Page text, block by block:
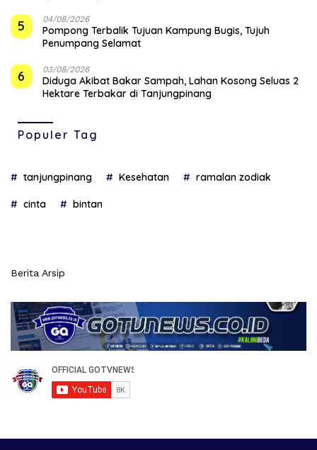
5 04/08/2026
Pompong Terbalik Tujuan Kampung Bugis, Tujuh
Penumpang Selamat
6 03/08/2026
Diduga Akibat Bakar Sampah, Lahan Kosong Seluas 2
Hektare Terbakar di Tanjungpinang
Populer Tag
tanjungpinang Kesehatan ramalan zodiak
cinta bintan
Berita Arsip